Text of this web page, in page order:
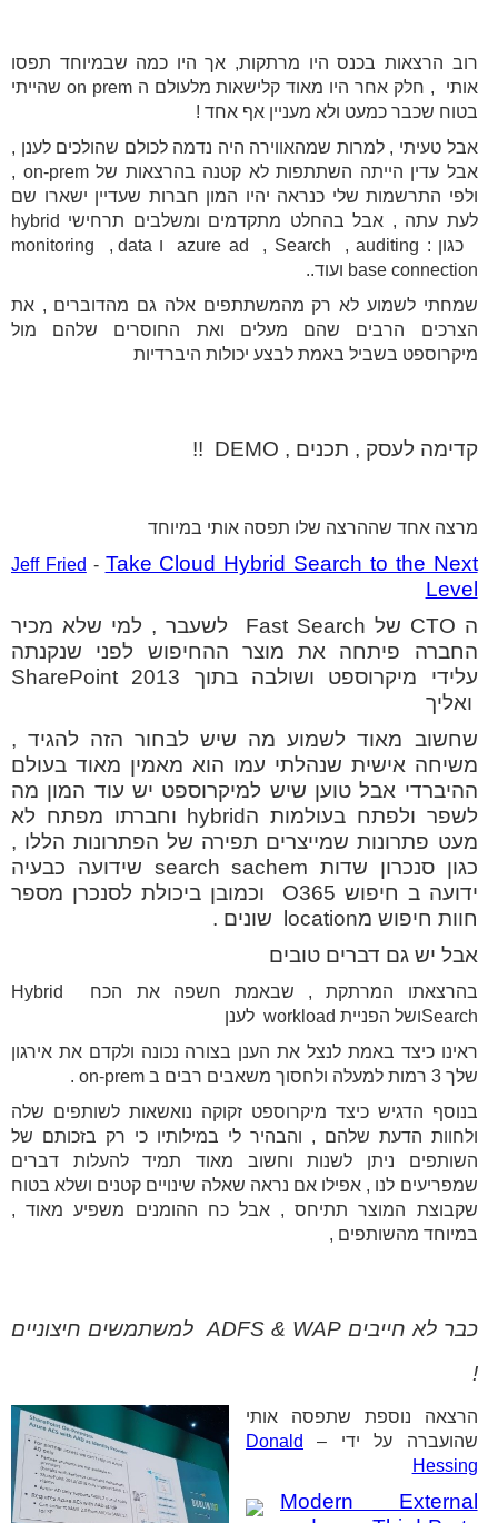
רוב הרצאות בכנס היו מרתקות, אך היו כמה שבמיוחד תפסו
אותי , חלק אחר היו מאוד קלישאות מלעולם ה on prem שהייתי
בטוח שכבר כמעט ולא מעניין אף אחד !
אבל טעיתי , למרות שמהאווירה היה נדמה לכולם שהולכים לענן ,
אבל עדין הייתה השתתפות לא קטנה בהרצאות של on-prem ,
ולפי התרשמות שלי כנראה יהיו המון חברות שעדיין ישארו שם
לעת עתה , אבל בהחלט מתקדמים ומשלבים תרחישי hybrid
כגון : azure ad , Search , auditing ו monitoring , data
base connection ועוד..
שמחתי לשמוע לא רק מהמשתתפים אלה גם מהדוברים , את
הצרכים הרבים שהם מעלים ואת החוסרים שלהם מול
מיקרוספט בשביל באמת לבצע יכולות היברדיות
קדימה לעסק , תכנים , DEMO
!!
מרצה אחד שההרצה שלו תפסה אותי במיוחד
Jeff Fried - Take Cloud Hybrid Search to the Next
Level
ה CTO של Fast Search
לשעבר , למי שלא מכיר
החברה פיתחה את מוצר ההחיפוש לפני שנקנתה
עלידי מיקרוספט ושולבה בתוך SharePoint 2013
ואליך
שחשוב מאוד לשמוע מה שיש לבחור הזה להגיד ,
משיחה אישית שנהלתי עמו הוא מאמין מאוד בעולם
ההיברדי אבל טוען שיש למיקרוספט יש עוד המון מה
לשפר ולפתח בעולמות הhybrid
וחברתו מפתח לא
מעט פתרונות שמייצרים תפירה של הפתרונות הללו ,
כגון סנכרון שדות search sachem שידועה כבעיה
ידועה ב חיפוש O365
וכמובן ביכולת לסנכרן מספר
חוות חיפוש מlocation
שונים .
אבל יש גם דברים טובים
בהרצאתו המרתקת , שבאמת חשפה את הכח Hybrid
Searchושל הפניית workload לענן
ראינו כיצד באמת לנצל את הענן בצורה נכונה ולקדם את אירגון
שלך 3 רמות למעלה ולחסוך משאבים רבים ב on-prem .
בנוסף הדגיש כיצד מיקרוספט זקוקה נואשאות לשותפים שלה
ולחוות הדעת שלהם , והבהיר לי במילותיו כי רק בזכותם של
השותפים ניתן לשנות וחשוב מאוד תמיד להעלות דברים
שמפריעים לנו , אפילו אם נראה שאלה שינויים קטנים ושלא בטוח
שקבוצת המוצר תתיחס , אבל כח ההומנים משפיע מאוד ,
במיוחד מהשותפים ,
כבר לא חייבים ADFS & WAP
למשתמשים חיצוניים
!
הרצאה נוספת שתפסה אותי
שהועברה על ידי –
Donald
Hessing
Modern External